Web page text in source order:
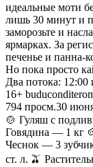
идеальные моти
лишь 30 минут и
заморозьте и
ярмарках. За
печенье и панна-
Но пока просто
Два потока:
16+
794 просм.30
🍲 Гуляш с
Говядина — 1 кг
Чеснок — 3
ст. л. 🫒